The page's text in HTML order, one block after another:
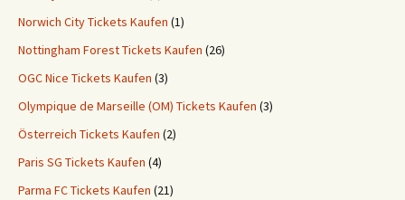
Norwich City Tickets Kaufen (1)
Nottingham Forest Tickets Kaufen (26)
OGC Nice Tickets Kaufen (3)
Olympique de Marseille (OM) Tickets Kaufen (3)
Österreich Tickets Kaufen (2)
Paris SG Tickets Kaufen (4)
Parma FC Tickets Kaufen (21)